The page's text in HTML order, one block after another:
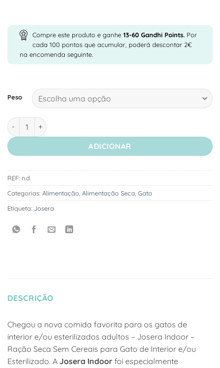
Compre este produto e ganhe 13-60 Gandhi Points. Por
cada 100 pontos que acumular, poderá descontar 2€
na encomenda seguinte.
Peso
Quantidade de Josera Indoor - Ração Seca Sem Cereais
ADICIONAR
REF: n.d.
Categorias: Alimentação Alimentação Seca Gato
Etiqueta: Josera
DESCRIÇÃO
Chegou a nova comida favorita para os gatos de
interior e/ou esterilizados adultos – Josera Indoor –
Ração Seca Sem Cereais para Gato de Interior e/ou
Esterilizado. A Josera Indoor foi especialmente